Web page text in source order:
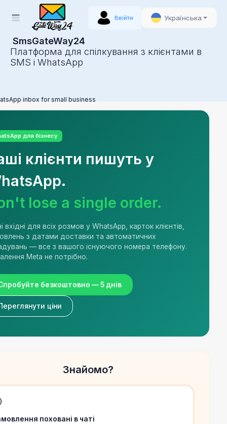
Ввійти Українська
SmsGateWay24
Платформа для спілкування з клієнтами в
SMS і WhatsApp
inbox for small business
для бізнесу
клієнти пишуть у
lose a single order.
вхідні для всіх розмов у WhatsApp, карток клієнтів,
з датами доставки та автоматичних
— все з вашого існуючого номера телефону.
Meta не потрібно.
безкоштовно — 5 днів
ціни
Знайомо?
поховані в чаті